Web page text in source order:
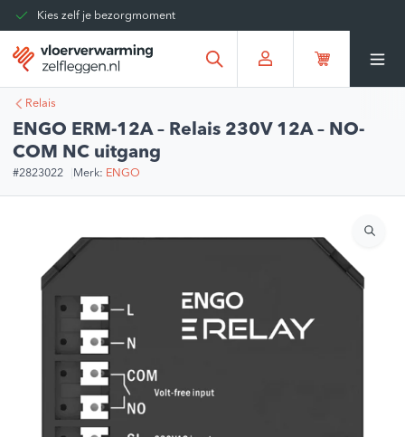
Kies zelf je bezorgmoment
Tot 30 dagen terug te sturen
Gratis verzending vanaf
€375,00*
Relais
ENGO ERM-12A – Relais 230V 12A – NO-
COM NC uitgang
#2823022 Merk: ENGO